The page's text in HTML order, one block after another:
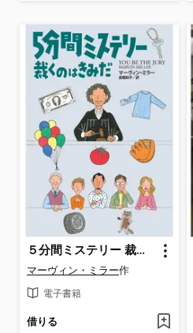
５分間ミステリー 裁くのはきみだ
マーヴィン・ミラー作
電子書籍
借りる